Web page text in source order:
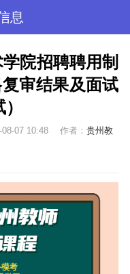
息
院招聘聘用制
复审结果及面试
07 10:48 作者： 贵州教